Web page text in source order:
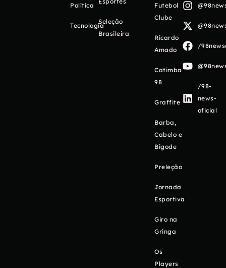
Política
Tecnologia
Seleção
Brasileira
Futebol
Clube
Ricardo
Amado
Catimba
98
Graffite
Barba,
Cabelo e
Bigode
Preleção
Jornada
Esportiva
Giro na
Gringa
Os
Players
/
/98-
news-
oficial